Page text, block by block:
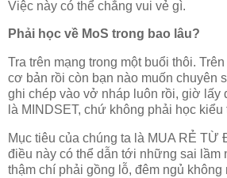
Việc này có thể chẳng vui vẻ gì.
Phải học về MoS trong bao lâu?
Tra trên mạng trong một buổi thôi.
cơ bản rồi còn bạn nào muốn chuyên
ghi chép vào vở nháp luôn rồi, giờ lấy
là MINDSET, chứ không phải học
Mục tiêu của chúng ta là MUA RẺ TỪ
điều này có thể dẫn tới những sai lầm
thậm chí phải gồng lỗ, đêm ngủ không